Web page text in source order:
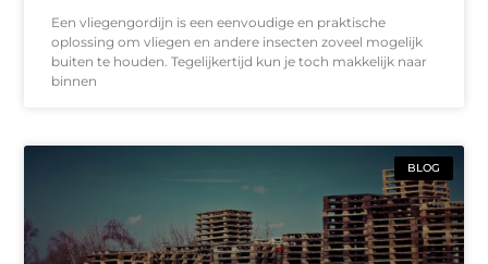
Een vliegengordijn is een eenvoudige en praktische
oplossing om vliegen en andere insecten zoveel mogelijk
buiten te houden. Tegelijkertijd kun je toch makkelijk naar
binnen
BLOG